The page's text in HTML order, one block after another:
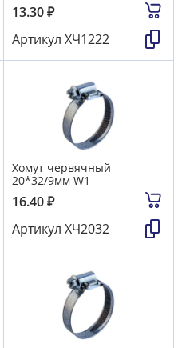
13.30₽
Артикул ХЧ1222
Хомут червячный
20*32/9мм W1
16.40₽
Артикул ХЧ2032